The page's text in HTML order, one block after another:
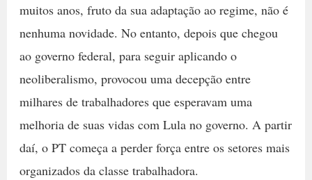
muitos anos, fruto da sua adaptação ao regime, não é
nenhuma novidade. No entanto, depois que chegou
ao governo federal, para seguir aplicando o
neoliberalismo, provocou uma decepção entre
milhares de trabalhadores que esperavam uma
melhoria de suas vidas com Lula no governo. A partir
daí, o PT começa a perder força entre os setores mais
organizados da classe trabalhadora.